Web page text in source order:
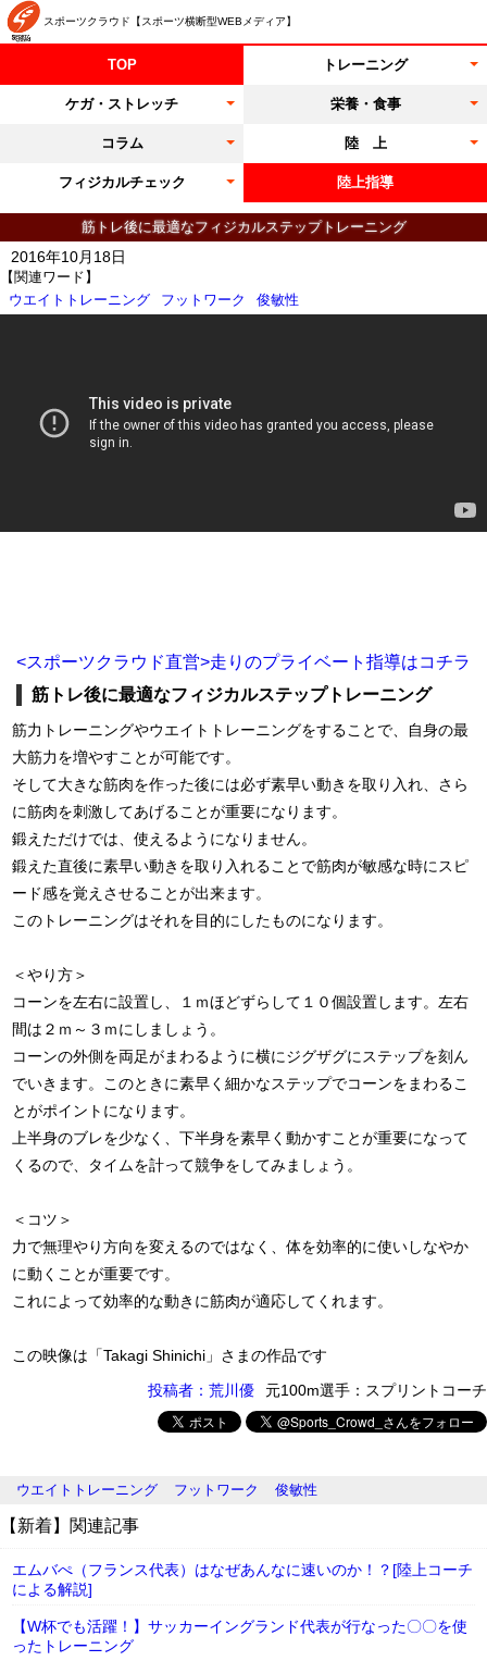
スポーツクラウド【スポーツ横断型WEBメディア】
TOP トレーニング
ケガ・ストレッチ 栄養・食事
コラム 陸 上
フィジカルチェック 陸上指導
筋トレ後に最適なフィジカルステップトレーニング
【関連ワード】
ウエイトトレーニング
フットワーク 俊敏性
2016年10月18日
<スポーツクラウド直営>走りのプライベート指導はコチラ
筋トレ後に最適なフィジカルステップトレーニング
筋力トレーニングやウエイトトレーニングをすることで、自身の最
大筋力を増やすことが可能です。
そして大きな筋肉を作った後には必ず素早い動きを取り入れ、さら
に筋肉を刺激してあげることが重要になります。
鍛えただけでは、使えるようになりません。
鍛えた直後に素早い動きを取り入れることで筋肉が敏感な時にスピ
ード感を覚えさせることが出来ます。
このトレーニングはそれを目的にしたものになります。
＜やり方＞
コーンを左右に設置し、１ｍほどずらして１０個設置します。左右
間は２ｍ～３ｍにしましょう。
コーンの外側を両足がまわるように横にジグザグにステップを刻ん
でいきます。このときに素早く細かなステップでコーンをまわるこ
とがポイントになります。
上半身のブレを少なく、下半身を素早く動かすことが重要になって
くるので、タイムを計って競争をしてみましょう。
＜コツ＞
力で無理やり方向を変えるのではなく、体を効率的に使いしなやか
に動くことが重要です。
これによって効率的な動きに筋肉が適応してくれます。
この映像は「Takagi Shinichi」さまの作品です
投稿者：荒川優
元100m選手：スプリントコーチ
ウエイトトレーニング フットワーク 俊敏性
【新着】関連記事
エムバぺ（フランス代表）はなぜあんなに速いのか！？[陸上コーチ
による解説]
【W杯でも活躍！】サッカーイングランド代表が行なった〇〇を使
ったトレーニング